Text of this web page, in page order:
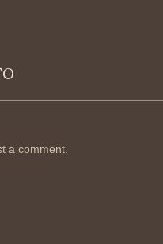
a comment.